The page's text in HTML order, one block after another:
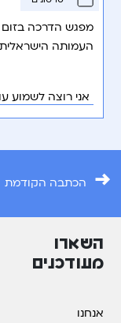
מפגש הדרכה
העמותה הישראלית
אני רוצה לשמוע
→ הכתבה הקודמת
השארו
מעודכנים
אנחנו